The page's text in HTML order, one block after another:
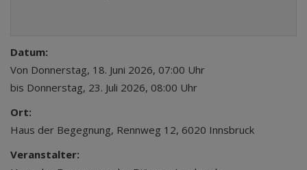
Datum:
Von Donnerstag, 18. Juni 2026, 07:00 Uhr
bis Donnerstag, 23. Juli 2026, 08:00 Uhr
Ort:
Haus der Begegnung, Rennweg 12, 6020 Innsbruck
Veranstalter: